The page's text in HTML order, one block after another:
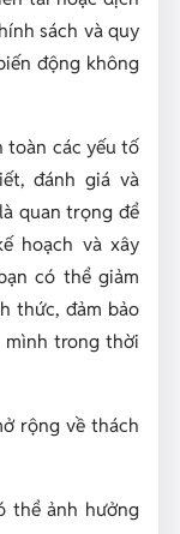
sách và quy
động không
toàn các yếu tố
đánh giá và
quan trọng để
hoạch và xây
có thể giảm
thức, đảm bảo
mình trong thời
rộng về thách
thể ảnh hưởng